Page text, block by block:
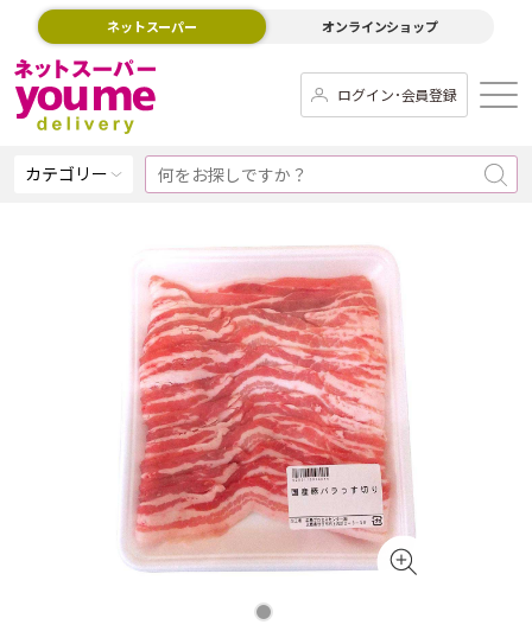
ネットスーパー オンラインショップ
ログイン･会員登録
カテゴリー